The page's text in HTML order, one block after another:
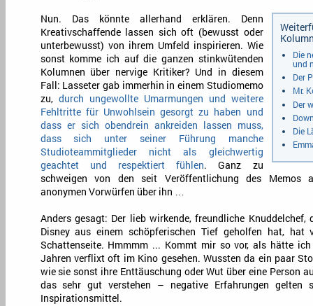
Die
und
Der
Mr.
Der
Die
Nun. Das könnte allerhand erklären. Denn
Kreativschaffende lassen sich oft (bewusst oder
unterbewusst) von ihrem Umfeld inspirieren. Wie
sonst komme ich auf die ganzen stinkwütenden
Kolumnen über nervige Kritiker? Und in diesem
Fall: Lasseter gab immerhin in einem Studiomemo
zu, durch ungewollte Umarmungen und weitere
Fehltritte für Unwohlsein gesorgt zu haben und
dass er sich obendrein ankreiden lassen muss,
dass sich unter seiner Führung manche
Studioteammitglieder nicht als gleichwertig
geachtet und respektiert fühlen. Ganz zu
schweigen von den seit Veröffentlichung des Memos
anonymen Vorwürfen über ihn …
Anders gesagt: Der lieb wirkende, freundliche
Disney aus einem schöpferischen Tief geholfen hat, hat
Schattenseite. Hmmmm ... Kommt mir so vor, als hätte
Jahren verflixt oft im Kino gesehen. Wussten da ein paar
wie sie sonst ihre Enttäuschung oder Wut über eine Person
das sehr gut verstehen – negative Erfahrungen gelten
Inspirationsmittel.